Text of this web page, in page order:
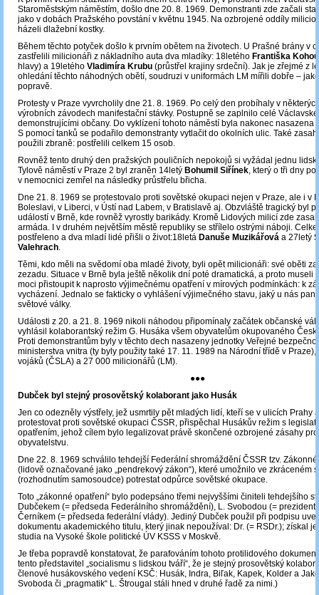
Staroměstským náměstím, došlo dne 20. 8. 1969. Demonstranti zde začali
jako v dobách Pražského povstání v květnu 1945. Na ozbrojené oddíly
házeli dlažební kostky.
Během těchto potyček došlo k prvním obětem na životech. U Prašné brány v
zastřelili milicionáři z nákladního auta dva mladíky: 18letého Františka
hlavy) a 19letého Vladimíra Krubu (průstřel krajiny srdeční). Jak je zřejmé z
ohledání těchto náhodných obětí, soudruzi v uniformách LM mířili dobře –
popravě.
Protesty v Praze vyvrcholily dne 21. 8. 1969. Po celý den probíhaly v
výrobních závodech manifestační stávky. Postupně se zaplnilo celé
demonstrujícími občany. Do vyklízení tohoto náměstí byla nakonec nasazena
S pomocí tanků se podařilo demonstranty vytlačit do okolních ulic. Také
použili zbraně: postřelili celkem 15 osob.
Rovněž tento druhý den pražských pouličních nepokojů si vyžádal jednu
Tylově náměstí v Praze 2 byl zraněn 14letý Bohumil Siřínek, který o tři dny
v nemocnici zemřel na následky průstřelu břicha.
Dne 21. 8. 1969 se protestovalo proti sovětské okupaci nejen v Praze, ale i v
Boleslavi, v Liberci, v Ústí nad Labem, v Bratislavě aj. Obzvláště tragický byl
událostí v Brně, kde rovněž vyrostly barikády. Kromě Lidových milicí zde
armáda. I v druhém největším městě republiky se střílelo ostrými náboji.
postřeleno a dva mladí lidé přišli o život:18letá Danuše Muzikářová a 27letý
Valehrach.
Těmi, kdo měli na svědomí oba mladé životy, byli opět milicionáři: své oběti
zezadu. Situace v Brně byla ještě několik dní poté dramatická, a proto museli
moci přistoupit k naprosto výjimečnému opatření v mírových podmínkách: k
vycházení. Jednalo se fakticky o vyhlášení výjimečného stavu, jaký u nás
světové války.
Události z 20. a 21. 8. 1969 nikoli náhodou připomínaly začátek občanské
vyhlásil kolaborantský režim G. Husáka všem obyvatelům okupovaného
Proti demonstrantům byly v těchto dech nasazeny jednotky Veřejné
ministerstva vnitra (ty byly použity také 17. 11. 1989 na Národní třídě v
vojáků (ČSLA) a 27 000 milicionářů (LM).
●●●
Dubček byl stejný prosovětský kolaborant jako Husák
Jen co odezněly výstřely, jež usmrtily pět mladých lidí, kteří se v ulicích Prahy
protestovat proti sovětské okupaci ČSSR, přispěchal Husákův režim s
opatřením, jehož cílem bylo legalizovat právě skončené ozbrojené zásahy
obyvatelstvu.
Dne 22. 8. 1969 schválilo tehdejší Federální shromáždění ČSSR tzv.
(lidově označované jako „pendrekový zákon“), které umožnilo ve zkráceném
(rozhodnutím samosoudce) potrestat odpůrce sovětské okupace.
Toto „zákonné opatření“ bylo podepsáno třemi nejvyššími činiteli tehdejšího
Dubčekem (= předseda Federálního shromáždění), L. Svobodou (= prezident
Černíkem (= předseda federální vlády). Jediný Dubček použil při podpisu
dokumentu akademického titulu, který jinak nepoužíval: Dr. (= RSDr.); získal
studia na Vysoké škole politické ÚV KSSS v Moskvě.
Je třeba popravdě konstatovat, že parafováním tohoto protilidového
tento představitel „socialismu s lidskou tváří“, že je stejný prosovětský
členové husákovského vedení KSČ: Husák, Indra, Biľak, Kapek, Kolder a
Svoboda či „pragmatik“ L. Štrougal stáli hned v druhé řadě za nimi.)